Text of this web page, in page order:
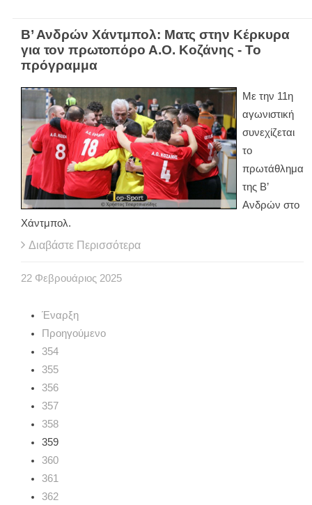
Β’ Ανδρών Χάντμπολ: Ματς στην Κέρκυρα
για τον πρωτοπόρο Α.Ο. Κοζάνης - Το
πρόγραμμα
Με την 11η
αγωνιστική
συνεχίζεται
το
πρωτάθλημα
της Β’
Ανδρών στο
Χάντμπολ.
Διαβάστε Περισσότερα
22 Φεβρουάριος 2025
Έναρξη
Προηγούμενο
354
355
356
357
358
359
360
361
362